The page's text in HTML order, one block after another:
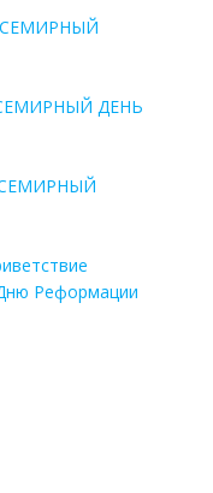
ДЕНЬ
Реформации